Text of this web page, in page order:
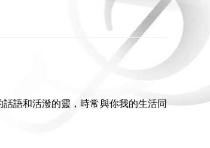
語和活潑的靈，時常與你我的生活同